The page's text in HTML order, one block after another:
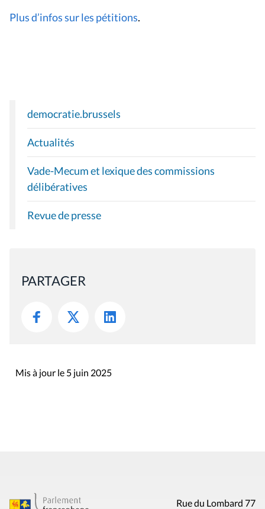
Plus d’infos sur les pétitions.
N
A
V
I
G
A
T
democratie.brussels
Actualités
Vade-Mecum et lexique des commissions
délibératives
Revue de presse
PARTAGER
Mis à jour le 5 juin 2025
Rue du Lombard 77